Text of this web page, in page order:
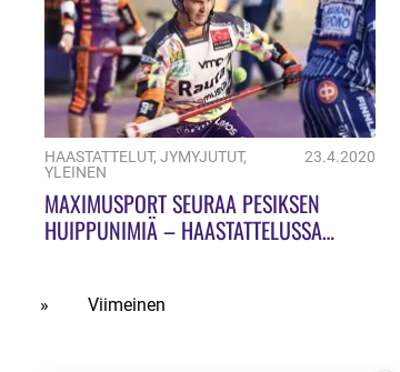
HAASTATTELUT, JYMYJUTUT,
YLEINEN
23.4.2020
MAXIMUSPORT SEURAA PESIKSEN
HUIPPUNIMIÄ – HAASTATTELUSSA
» Viimeinen